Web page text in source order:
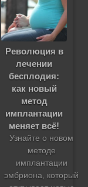
Революция в
лечении
бесплодия:
как новый
метод
имплантации
меняет всё!
Узнайте о новом
методе
имплантации
эмбриона, который